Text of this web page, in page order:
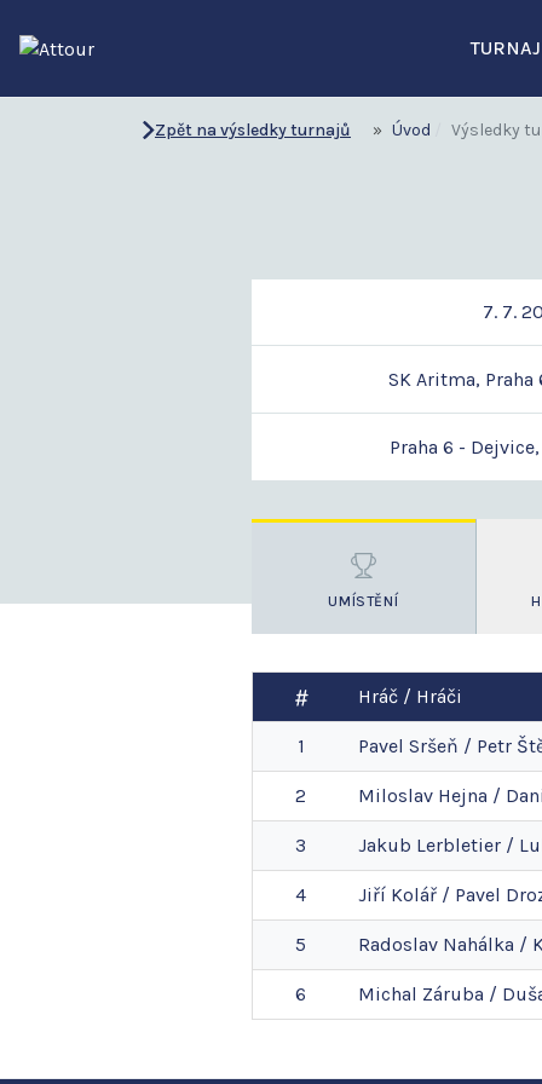
Úvod Výsledky
Zpět na výsledky turnajů
7. 7.
SK Aritma, Praha
Praha 6 -
UMÍSTĚNÍ
Hráč / Hráči
1 Pavel Sršeň / Petr
2 Miloslav Hejna /
3 Jakub Lerbletier /
4 Jiří Kolář / Pavel
5 Radoslav Nahálka /
6 Michal Záruba /